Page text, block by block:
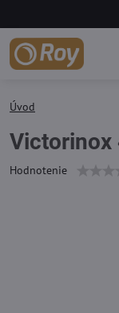
Úvod
Victorinox
Hodnotenie